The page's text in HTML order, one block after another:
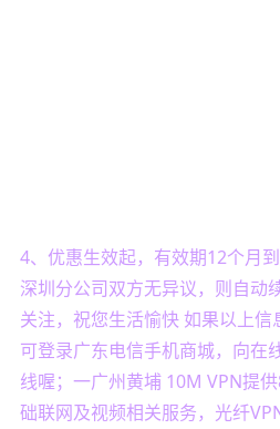
4、优惠生效起，有效期12个月
深圳分公司双方无异议，则自动
关注，祝您生活愉快 如果以上
可登录广东电信手机商城，向在
线喔；一广州黄埔 10M VPN提
础联网及视频相关服务，光纤